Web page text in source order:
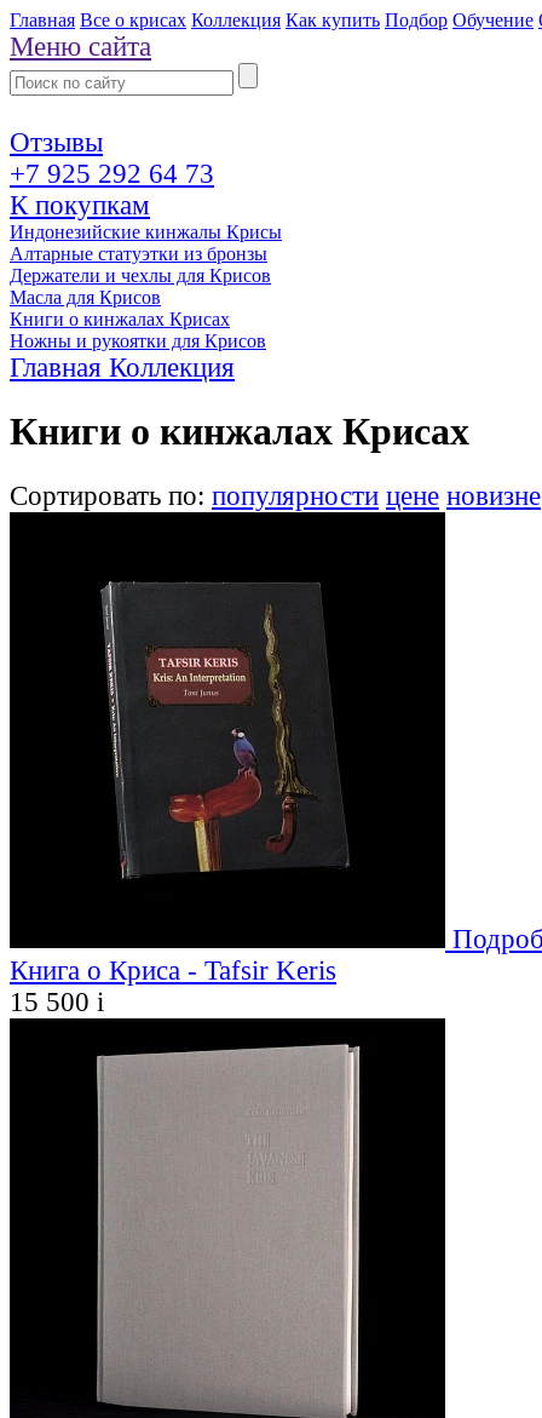
Главная Все о крисах Коллекция Как купить Подбор Обучение
Меню сайта
Отзывы
+7 925 292 64 73
К покупкам
Индонезийские кинжалы Крисы
Алтарные статуэтки из бронзы
Держатели и чехлы для Крисов
Масла для Крисов
Книги о кинжалах Крисах
Ножны и рукоятки для Крисов
Главная Коллекция
Книги о кинжалах Крисах
Сортировать по: популярности цене новизне
Книга о Криса - Tafsir Keris
15 500 i